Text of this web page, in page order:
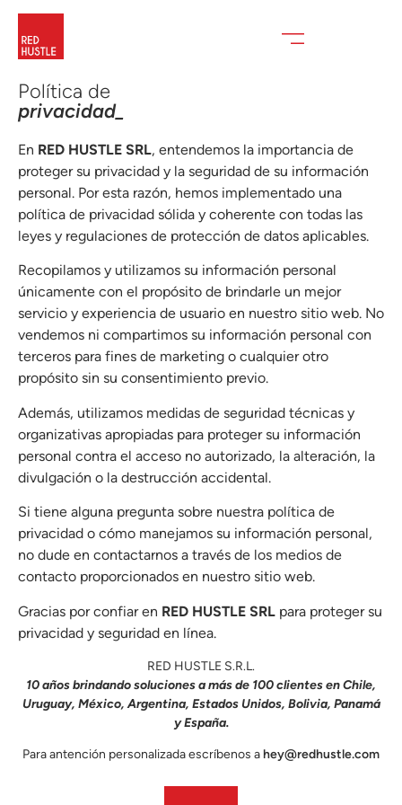
Política de
privacidad_
En RED HUSTLE SRL, entendemos la importancia de
proteger su privacidad y la seguridad de su información
personal. Por esta razón, hemos implementado una
política de privacidad sólida y coherente con todas las
leyes y regulaciones de protección de datos aplicables.
Recopilamos y utilizamos su información personal
únicamente con el propósito de brindarle un mejor
servicio y experiencia de usuario en nuestro sitio web. No
vendemos ni compartimos su información personal con
terceros para fines de marketing o cualquier otro
propósito sin su consentimiento previo.
Además, utilizamos medidas de seguridad técnicas y
organizativas apropiadas para proteger su información
personal contra el acceso no autorizado, la alteración, la
divulgación o la destrucción accidental.
Si tiene alguna pregunta sobre nuestra política de
privacidad o cómo manejamos su información personal,
no dude en contactarnos a través de los medios de
contacto proporcionados en nuestro sitio web.
Gracias por confiar en RED HUSTLE SRL para proteger su
privacidad y seguridad en línea.
RED HUSTLE S.R.L.
10 años brindando soluciones a más de 100 clientes en Chile,
Uruguay, México, Argentina, Estados Unidos, Bolivia, Panamá
y España.
Para antención personalizada escríbenos ahey@redhustle.com